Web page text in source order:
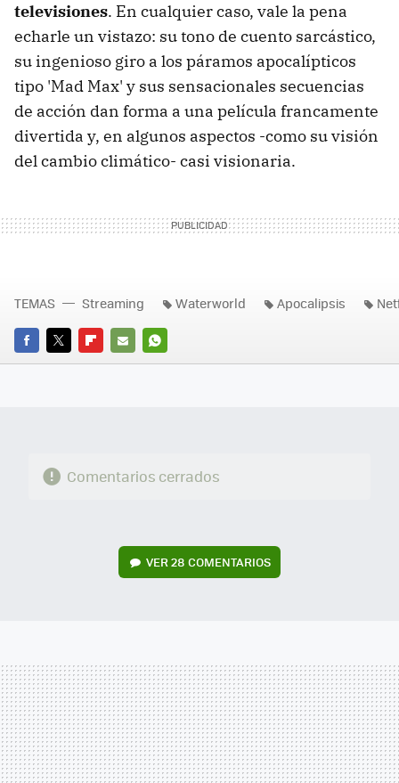
televisiones. En cualquier caso, vale la pena
echarle un vistazo: su tono de cuento sarcástico,
su ingenioso giro a los páramos apocalípticos
tipo 'Mad Max' y sus sensacionales secuencias
de acción dan forma a una película francamente
divertida y, en algunos aspectos -como su visión
del cambio climático- casi visionaria.
FACEBOOK
TWITTERFLIPBOARD
E-
WHATSAPP
TEMAS Streaming Waterworld Apocalipsis
Comentarios cerrados
VER28 COMENTARIOS